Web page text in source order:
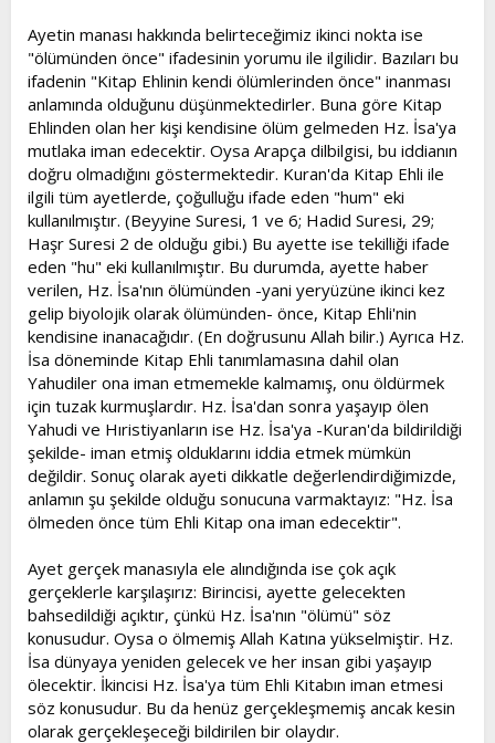
Ayetin manası hakkında belirteceğimiz ikinci nokta ise
"ölümünden önce" ifadesinin yorumu ile ilgilidir. Bazıları bu
ifadenin "Kitap Ehlinin kendi ölümlerinden önce" inanması
anlamında olduğunu düşünmektedirler. Buna göre Kitap
Ehlinden olan her kişi kendisine ölüm gelmeden Hz. İsa'ya
mutlaka iman edecektir. Oysa Arapça dilbilgisi, bu iddianın
doğru olmadığını göstermektedir. Kuran'da Kitap Ehli ile
ilgili tüm ayetlerde, çoğulluğu ifade eden "hum" eki
kullanılmıştır. (Beyyine Suresi, 1 ve 6; Hadid Suresi, 29;
Haşr Suresi 2 de olduğu gibi.) Bu ayette ise tekilliği ifade
eden "hu" eki kullanılmıştır. Bu durumda, ayette haber
verilen, Hz. İsa'nın ölümünden -yani yeryüzüne ikinci kez
gelip biyolojik olarak ölümünden- önce, Kitap Ehli'nin
kendisine inanacağıdır. (En doğrusunu Allah bilir.) Ayrıca Hz.
İsa döneminde Kitap Ehli tanımlamasına dahil olan
Yahudiler ona iman etmemekle kalmamış, onu öldürmek
için tuzak kurmuşlardır. Hz. İsa'dan sonra yaşayıp ölen
Yahudi ve Hıristiyanların ise Hz. İsa'ya -Kuran'da bildirildiği
şekilde- iman etmiş olduklarını iddia etmek mümkün
değildir. Sonuç olarak ayeti dikkatle değerlendirdiğimizde,
anlamın şu şekilde olduğu sonucuna varmaktayız: "Hz. İsa
ölmeden önce tüm Ehli Kitap ona iman edecektir".
Ayet gerçek manasıyla ele alındığında ise çok açık
gerçeklerle karşılaşırız: Birincisi, ayette gelecekten
bahsedildiği açıktır, çünkü Hz. İsa'nın "ölümü" söz
konusudur. Oysa o ölmemiş Allah Katına yükselmiştir. Hz.
İsa dünyaya yeniden gelecek ve her insan gibi yaşayıp
ölecektir. İkincisi Hz. İsa'ya tüm Ehli Kitabın iman etmesi
söz konusudur. Bu da henüz gerçekleşmemiş ancak kesin
olarak gerçekleşeceği bildirilen bir olaydır.